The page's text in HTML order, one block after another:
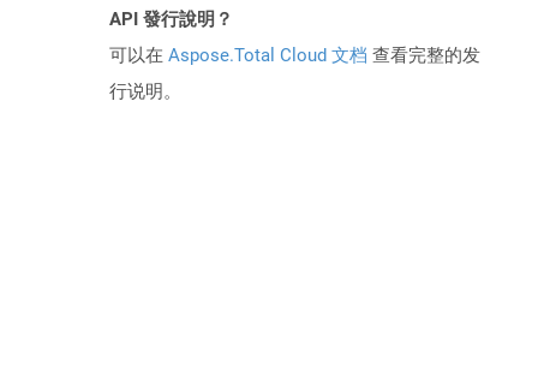
API 發行說明？
可以在 Aspose.Total Cloud 文档 查看完整的发
行说明。